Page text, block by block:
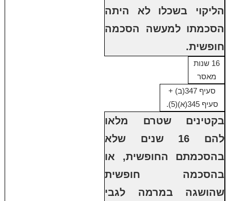
הליקוי בשכלו לא היתה
הסכמתו למעשה הסכמה
חופשית.
16 שנות
מאסר
סעיף 347(ב) +
סעיף 345(א)(5).
בקטינים שטרם מלאו
להם 16 שנים שלא
בהסכמתם החופשית, או
בהסכמה חופשית
שהושגה במרמה לגבי